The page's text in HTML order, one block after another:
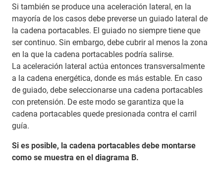
Si también se produce una aceleración lateral, en la
mayoría de los casos debe preverse un guiado lateral de
la cadena portacables. El guiado no siempre tiene que
ser continuo. Sin embargo, debe cubrir al menos la zona
en la que la cadena portacables podría salirse.
La aceleración lateral actúa entonces transversalmente
a la cadena energética, donde es más estable. En caso
de guiado, debe seleccionarse una cadena portacables
con pretensión. De este modo se garantiza que la
cadena portacables quede presionada contra el carril
guía.
Si es posible, la cadena portacables debe montarse
como se muestra en el diagrama B.